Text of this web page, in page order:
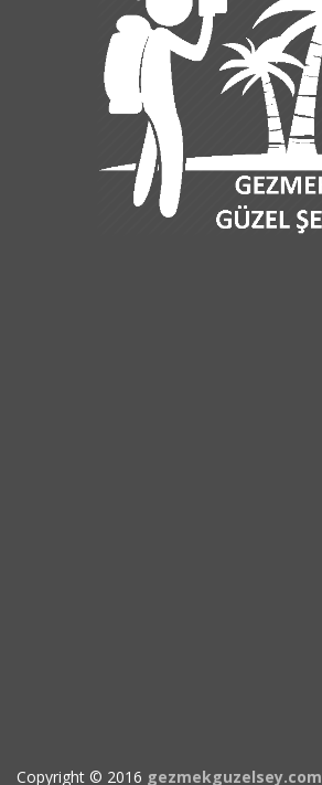
Copyright © 2016 gezmekguzelsey.com